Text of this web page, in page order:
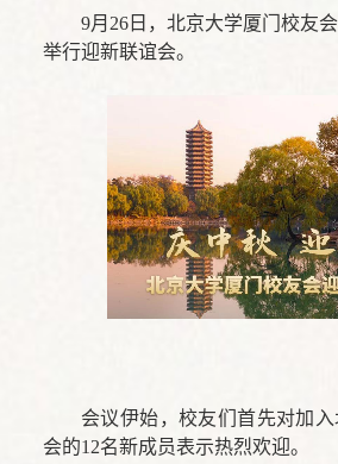
9月26日，北京大学厦门校友
举行迎新联谊会。
会议伊始，校友们首先对加
会的12名新成员表示热烈欢迎。